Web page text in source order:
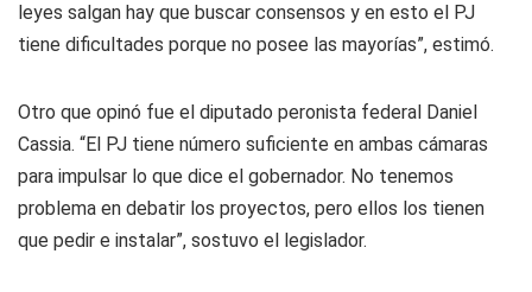
leyes salgan hay que buscar consensos y en esto el PJ
tiene dificultades porque no posee las mayorías”, estimó.
Otro que opinó fue el diputado peronista federal Daniel
Cassia. “El PJ tiene número suficiente en ambas cámaras
para impulsar lo que dice el gobernador. No tenemos
problema en debatir los proyectos, pero ellos los tienen
que pedir e instalar”, sostuvo el legislador.